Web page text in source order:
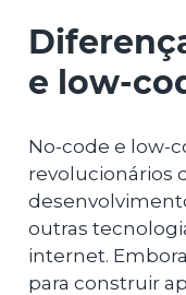
e low-
No-code e low-
revolucionários
outras
internet.
para construir